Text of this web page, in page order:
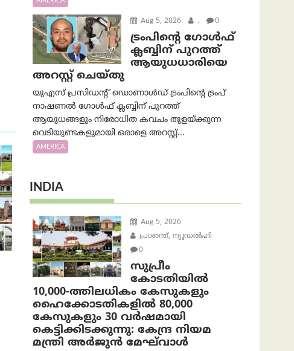
Aug 5, 2026 . 0
ട്രംപിന്റെ ഗോൾഫ്
ക്ലബ്ബിന് പുറത്ത്
ആയുധധാരിയെ
അറസ്റ്റ് ചെയ്തു
യുഎസ് പ്രസിഡന്റ് ഡൊണാൾഡ് ട്രംപിന്റെ ട്രംപ്
നാഷണൽ ഗോൾഫ് ക്ലബ്ബിന് പുറത്ത്
ആയുധങ്ങളും നിരോധിത കവചം തുളയ്ക്കുന്ന
വെടിയുണ്ടകളുമായി ഒരാളെ അറസ്റ്റ്...
AMERICA
INDIA
Aug 5, 2026
പ്രശാന്ത്, ന്യൂഡല്‍ഹി
0
സുപ്രീം
കോടതിയിൽ
10,000-ത്തിലധികം കേസുകളും
ഹൈക്കോടതികളിൽ 80,000
കേസുകളും 30 വർഷമായി
കെട്ടിക്കിടക്കുന്നു: കേന്ദ്ര നിയമ
മന്ത്രി അര്‍ജുന്‍ മേഘ്‌വാള്‍